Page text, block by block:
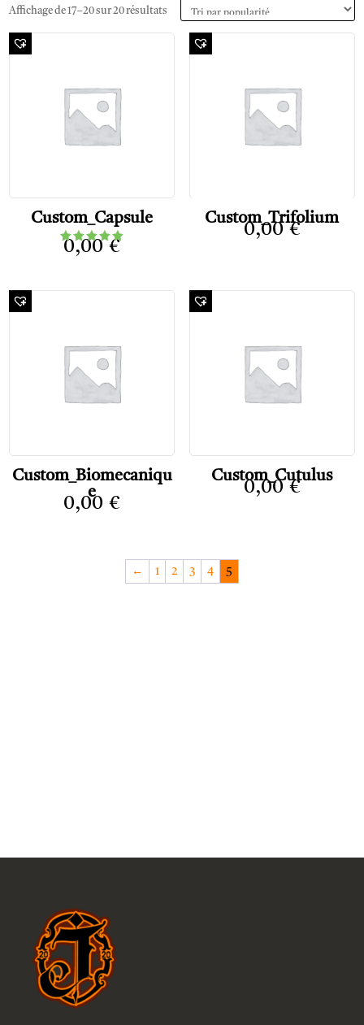
Affichage de 17–20 sur 20 résultats
Custom_Capsule
Note
0,00€
Custom_Trifolium
0,00 €
Custom_Biomecaniqu
e
0,00€
Custom_Cutulus
0,00 €
← 1 2 3 4 5